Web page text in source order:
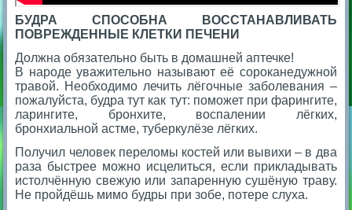
БУДРА СПОСОБНА ВОССТАНАВЛИВАТЬ
ПОВРЕЖДЕННЫЕ КЛЕТКИ ПЕЧЕНИ
Должна обязательно быть в домашней аптечке!
В народе уважительно называют её сороканедужной
травой. Необходимо лечить лёгочные заболевания –
пожалуйста, будра тут как тут: поможет при фарингите,
ларингите, бронхите, воспалении лёгких,
бронхиальной астме, туберкулёзе лёгких.
Получил человек переломы костей или вывихи – в два
раза быстрее можно исцелиться, если прикладывать
истолчённую свежую или запаренную сушёную траву.
Не пройдёшь мимо будры при зобе, потере слуха.